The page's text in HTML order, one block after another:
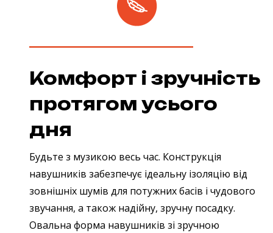
Комфорт і зручність
протягом усього
дня
Будьте з музикою весь час. Конструкція
навушників забезпечує ідеальну ізоляцію від
зовнішніх шумів для потужних басів і чудового
звучання, а також надійну, зручну посадку.
Овальна форма навушників зі зручною